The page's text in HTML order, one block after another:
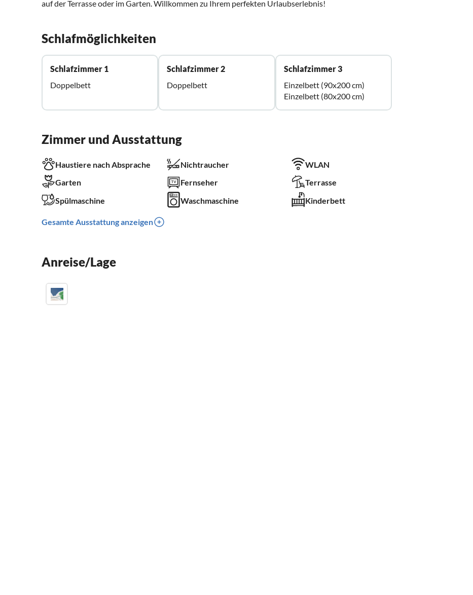
auf der Terrasse oder im Garten. Willkommen zu Ihrem perfekten Urlaubserlebnis!
Schlafmöglichkeiten
Schlafzimmer 1
Doppelbett
Schlafzimmer 2
Doppelbett
Schlafzimmer 3
Einzelbett (90x200 cm)
Einzelbett (80x200 cm)
Zimmer und Ausstattung
Haustiere nach Absprache Nichtraucher
WLAN
Garten
Fernseher
Terrasse
Spülmaschine
Waschmaschine Kinderbett
Gesamte Ausstattung anzeigen
Anreise/Lage